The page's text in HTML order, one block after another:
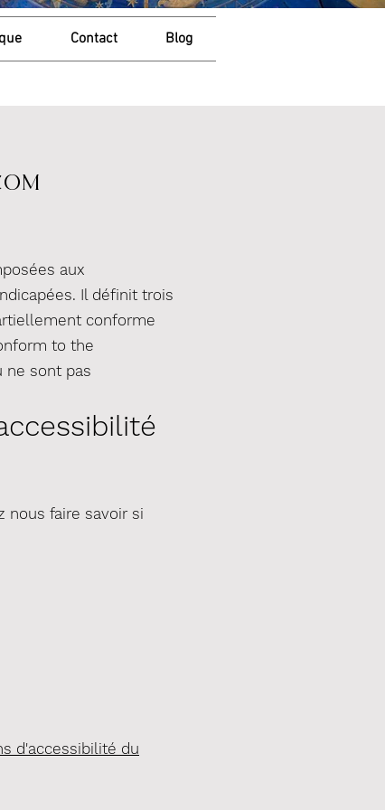
Contact Blog
aux
Il définit trois
conforme
to the
ne sont pas
nous faire savoir si
d'accessibilité du